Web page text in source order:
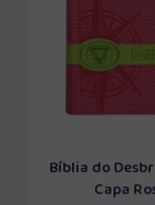
Bíblia do
Capa